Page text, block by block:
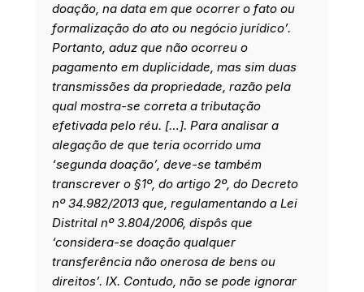
doação, na data em que ocorrer o fato ou
formalização do ato ou negócio jurídico’.
Portanto, aduz que não ocorreu o
pagamento em duplicidade, mas sim duas
transmissões da propriedade, razão pela
qual mostra-se correta a tributação
efetivada pelo réu. […]. Para analisar a
alegação de que teria ocorrido uma
‘segunda doação’, deve-se também
transcrever o §1º, do artigo 2º, do Decreto
nº 34.982/2013 que, regulamentando a Lei
Distrital nº 3.804/2006, dispôs que
‘considera-se doação qualquer
transferência não onerosa de bens ou
direitos’. IX. Contudo, não se pode ignorar